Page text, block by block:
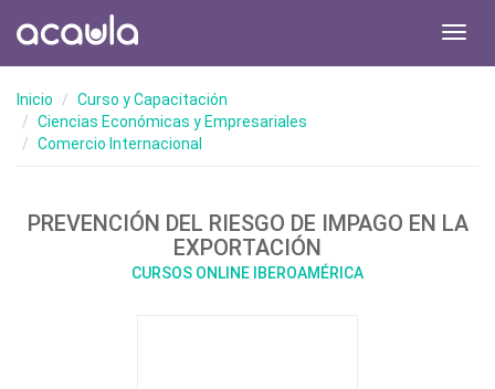
Inicio
Curso y Capacitación
Ciencias Económicas y Empresariales
Comercio Internacional
PREVENCIÓN DEL RIESGO DE IMPAGO EN LA
EXPORTACIÓN
CURSOS ONLINE IBEROAMÉRICA